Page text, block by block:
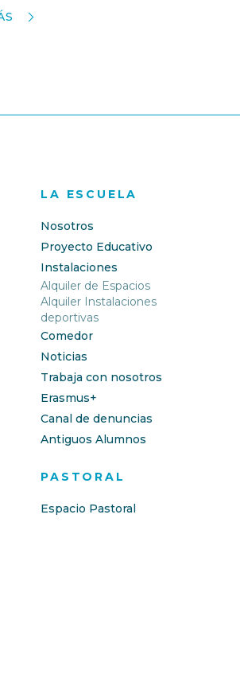
LA ESCUELA
Nosotros
Proyecto Educativo
Instalaciones
Alquiler de Espacios
Alquiler Instalaciones
deportivas
Comedor
Noticias
Trabaja con nosotros
Erasmus+
Canal de denuncias
Antiguos Alumnos
PASTORAL
Espacio Pastoral